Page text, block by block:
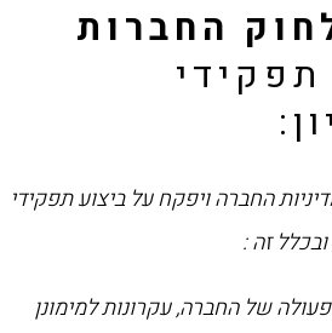
החברה ויפקח על ביצוע תפקידי
זה :
של החברה, עקרונות למימונן